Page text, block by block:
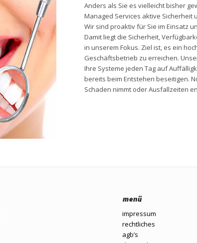
Anders als Sie es vielleicht bisher
Managed Services aktive Sicherheit
Wir sind proaktiv für Sie im Einsatz
Damit liegt die Sicherheit,
in unserem Fokus. Ziel ist, es ein
Geschäftsbetrieb zu erreichen.
Ihre Systeme jeden Tag auf
bereits beim Entstehen beseitigen.
Schaden nimmt oder Ausfallzeiten
menü
impressum
rechtliches
agb’s